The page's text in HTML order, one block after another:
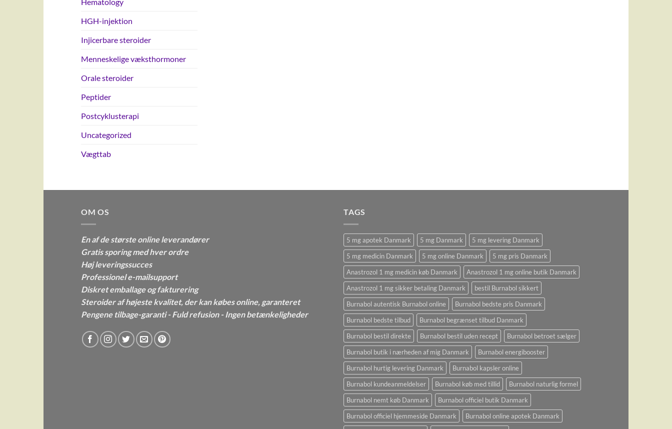
Hematology
HGH-injektion
Injicerbare steroider
Menneskelige væksthormoner
Orale steroider
Peptider
Postcyklusterapi
Uncategorized
Vægttab
OM OS
En af de største online leverandører
Gratis sporing med hver ordre
Høj leveringssucces
Professionel e-mailsupport
Diskret emballage og fakturering
Steroider af højeste kvalitet, der kan købes online, garanteret
Pengene tilbage-garanti - Fuld refusion - Ingen betænkeligheder
TAGS
5 mg apotek Danmark 5 mg Danmark
5 mg levering Danmark
5 mg medicin Danmark
5 mg online Danmark
5 mg pris Danmark
Anastrozol 1 mg medicin køb Danmark
Anastrozol 1 mg online butik Danmark
Anastrozol 1 mg sikker betaling Danmark
bestil Burnabol sikkert
Burnabol autentisk Burnabol online
Burnabol bedste pris Danmark
Burnabol bedste tilbud
Burnabol begrænset tilbud Danmark
Burnabol bestil direkte
Burnabol bestil uden recept
Burnabol betroet sælger
Burnabol butik i nærheden af ​​mig Danmark
Burnabol energibooster
Burnabol hurtig levering Danmark
Burnabol kapsler online
Burnabol kundeanmeldelser
Burnabol køb med tillid
Burnabol naturlig formel
Burnabol nemt køb Danmark
Burnabol officiel butik Danmark
Burnabol officiel hjemmeside Danmark
Burnabol online apotek Danmark